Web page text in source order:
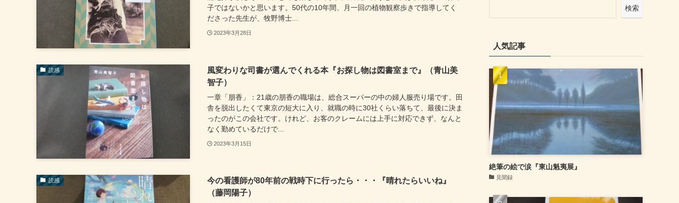
子ではないかと思います。50代の10年間、月一回の植物観察歩きで指導してく
ださった先生が、牧野博士...
2023年3月28日
読感
風変わりな司書が選んでくれる本『お探し物は図書室まで』（青山美
智子）
一章「朋香」：21歳の朋香の職場は、総合スーパーの中の婦人服売り場です。田
舎を脱出したくて東京の短大に入り、就職の時に30社くらい落ちて、最後に決ま
ったのがこの会社です。けれど、お客のクレームには上手に対応できず、なんと
なく勤めているだけで...
2023年3月15日
読感
今の看護師が80年前の戦時下に行ったら・・・『晴れたらいいね』
（藤岡陽子）
検索
人気記事
絶筆の絵で涙『東山魁夷展』
見聞録